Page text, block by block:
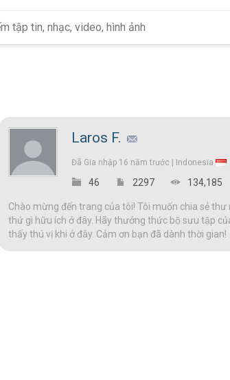
Laros F.
Đã Gia nhập 16 năm trước | Indonesia
46 2297 134,185
Chào mừng đến trang của tôi! Tôi muốn chia sẻ
thứ gì hữu ích ở đây. Hãy thưởng thức bộ sưu tập
thấy thú vị khi ở đây. Cảm ơn bạn đã dành thời gian!